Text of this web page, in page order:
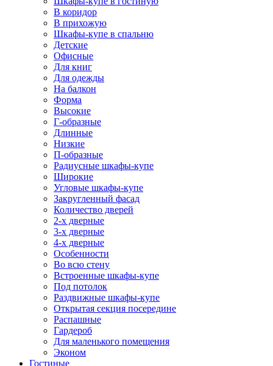
В коридор
В прихожую
Шкафы-купе в спальню
Детские
Офисные
Для книг
Для одежды
На балкон
Форма
Высокие
Г-образные
Длинные
Низкие
П-образные
Радиусные шкафы-купе
Широкие
Угловые шкафы-купе
Закругленный фасад
Количество дверей
2-х дверные
3-х дверные
4-х дверные
Особенности
Во всю стену
Встроенные шкафы-купе
Под потолок
Раздвижные шкафы-купе
Открытая секция посередине
Распашные
Гардероб
Для маленького помещения
Эконом
Гостиные